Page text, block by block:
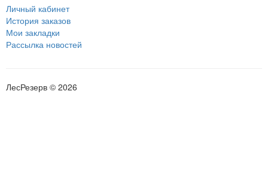
Личный кабинет
История заказов
Мои закладки
Рассылка новостей
ЛесРезерв © 2026